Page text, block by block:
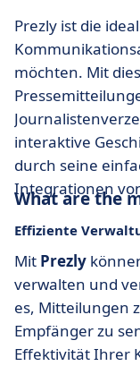
Prezly ist die
möchten. Mit
interaktive
durch seine
Integrationen
What are the
Effiziente
Mit Prezly
verwalten und
es, Mitteilungen
Empfänger zu
Effektivität Ihrer